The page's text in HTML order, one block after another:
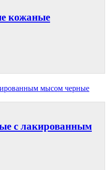
кожаные
с лакированным